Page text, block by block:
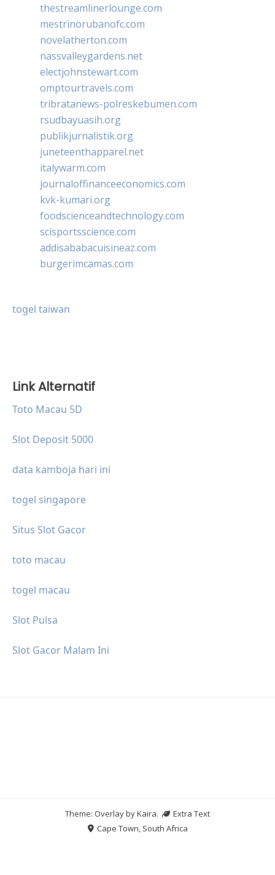
thestreamlinerlounge.com
mestrinorubanofc.com
novelatherton.com
nassvalleygardens.net
electjohnstewart.com
omptourtravels.com
tribratanews-polreskebumen.com
rsudbayuasih.org
publikjurnalistik.org
juneteenthapparel.net
italywarm.com
journaloffinanceeconomics.com
kvk-kumari.org
foodscienceandtechnology.com
scisportsscience.com
addisababacuisineaz.com
burgerimcamas.com
togel taiwan
Link Alternatif
Toto Macau 5D
Slot Deposit 5000
data kamboja hari ini
togel singapore
Situs Slot Gacor
toto macau
togel macau
Slot Pulsa
Slot Gacor Malam Ini
Theme: Overlay byKaira.
Extra Text
Cape Town, South Africa